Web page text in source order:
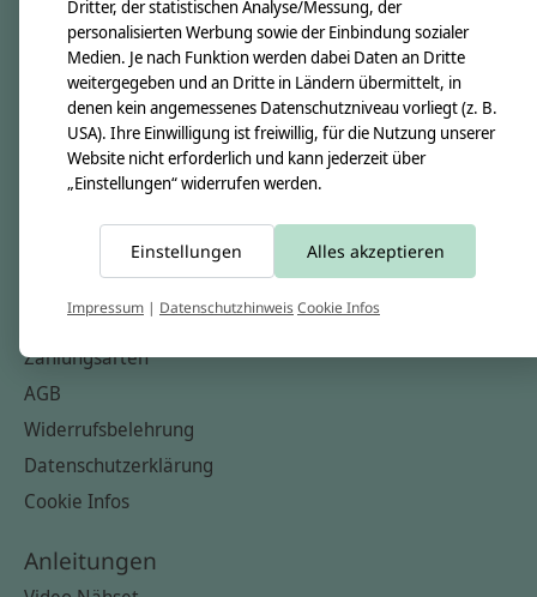
Über uns
Unsere Creppies
Nähkästchen
Unsere Stoffe
Impressum
Versandkosten & Rücksendungen
Zahlungsarten
AGB
Widerrufsbelehrung
Datenschutzerklärung
Cookie Infos
Anleitungen
Dritter, der statistischen Analyse/Messung, der
personalisierten Werbung sowie der Einbindung sozialer
Medien. Je nach Funktion werden dabei Daten an Dritte
weitergegeben und an Dritte in Ländern übermittelt, in
denen kein angemessenes Datenschutzniveau vorliegt (z. B.
USA). Ihre Einwilligung ist freiwillig, für die Nutzung unserer
Website nicht erforderlich und kann jederzeit über
„Einstellungen“ widerrufen werden.
Einstellungen Alles akzeptieren
Impressum | DatenschutzhinweisCookie Infos